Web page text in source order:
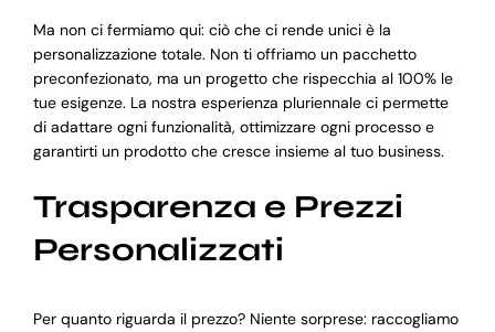
Ma non ci fermiamo qui: ciò che ci rende unici è la
personalizzazione totale. Non ti offriamo un pacchetto
preconfezionato, ma un progetto che rispecchia al 100% le
tue esigenze. La nostra esperienza pluriennale ci permette
di adattare ogni funzionalità, ottimizzare ogni processo e
garantirti un prodotto che cresce insieme al tuo business.
Trasparenza e Prezzi
Personalizzati
Per quanto riguarda il prezzo? Niente sorprese: raccogliamo